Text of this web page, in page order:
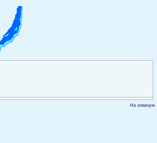
На главную